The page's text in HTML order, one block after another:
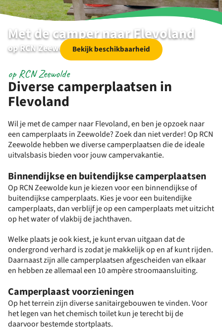
Met de camper naar Flevoland
op RCN ZeewoldeBekijk beschikbaarheid
Diverse camperplaatsen in
Flevoland
op RCN Zeewolde
Wil je met de camper naar Flevoland, en ben je opzoek naar
een camperplaats in Zeewolde? Zoek dan niet verder! Op RCN
Zeewolde hebben we diverse camperplaatsen die de ideale
uitvalsbasis bieden voor jouw campervakantie.
Binnendijkse en buitendijkse camperplaatsen
Op RCN Zeewolde kun je kiezen voor een binnendijkse of
buitendijkse camperplaats. Kies je voor een buitendijke
camperplaats, dan verblijf je op een camperplaats met uitzicht
op het water of vlakbij de jachthaven.
Welke plaats je ook kiest, je kunt ervan uitgaan dat de
ondergrond verhard is zodat je makkelijk op en af kunt rijden.
Daarnaast zijn alle camperplaatsen afgescheiden van elkaar
en hebben ze allemaal een 10 ampère stroomaansluiting.
Camperplaast voorzieningen
Op het terrein zijn diverse sanitairgebouwen te vinden. Voor
het legen van het chemisch toilet kun je terecht bij de
daarvoor bestemde stortplaats.